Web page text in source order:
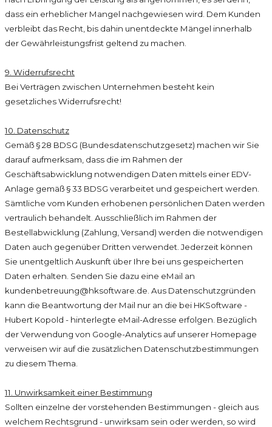
dass ein erheblicher Mangel nachgewiesen wird. Dem Kunden
verbleibt das Recht, bis dahin unentdeckte Mängel innerhalb
der Gewährleistungsfrist geltend zu machen.
9. Widerrufsrecht
Bei Verträgen zwischen Unternehmen besteht kein
gesetzliches Widerrufsrecht!
10. Datenschutz
Gemäß § 28 BDSG (Bundesdatenschutzgesetz) machen wir Sie
darauf aufmerksam, dass die im Rahmen der
Geschäftsabwicklung notwendigen Daten mittels einer EDV-
Anlage gemäß § 33 BDSG verarbeitet und gespeichert werden.
Sämtliche vom Kunden erhobenen persönlichen Daten werden
vertraulich behandelt. Ausschließlich im Rahmen der
Bestellabwicklung (Zahlung, Versand) werden die notwendigen
Daten auch gegenüber Dritten verwendet. Jederzeit können
Sie unentgeltlich Auskunft über Ihre bei uns gespeicherten
Daten erhalten. Senden Sie dazu eine eMail an
kundenbetreuung@hksoftware.de. Aus Datenschutzgründen
kann die Beantwortung der Mail nur an die bei HKSoftware -
Hubert Kopold - hinterlegte eMail-Adresse erfolgen. Bezüglich
der Verwendung von Google-Analytics auf unserer Homepage
verweisen wir auf die zusätzlichen Datenschutzbestimmungen
zu diesem Thema.
11. Unwirksamkeit einer Bestimmung
Sollten einzelne der vorstehenden Bestimmungen - gleich aus
welchem Rechtsgrund - unwirksam sein oder werden, so wird